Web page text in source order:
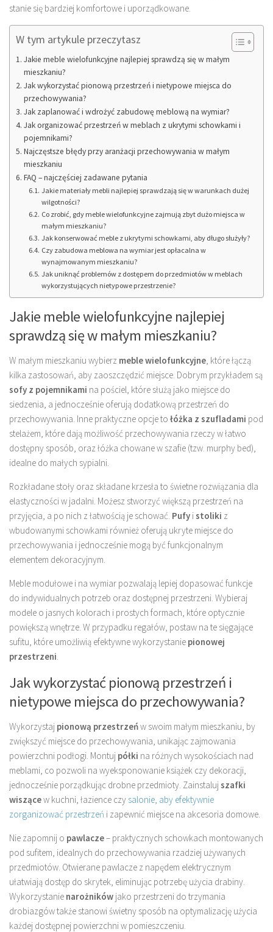
stanie się bardziej komfortowe i uporządkowane.
W tym artykule przeczytasz
Jakie meble wielofunkcyjne najlepiej sprawdzą się w małym
mieszkaniu?
Jak wykorzystać pionową przestrzeń i nietypowe miejsca do
przechowywania?
Jak zaplanować i wdrożyć zabudowę meblową na wymiar?
Jak organizować przestrzeń w meblach z ukrytymi schowkami i
pojemnikami?
Najczęstsze błędy przy aranżacji przechowywania w małym
mieszkaniu
FAQ – najczęściej zadawane pytania
Jakie materiały mebli najlepiej sprawdzają się w warunkach dużej
wilgotności?
Co zrobić, gdy meble wielofunkcyjne zajmują zbyt dużo miejsca w
małym mieszkaniu?
Jak konserwować meble z ukrytymi schowkami, aby długo służyły?
Czy zabudowa meblowa na wymiar jest opłacalna w
wynajmowanym mieszkaniu?
Jak uniknąć problemów z dostępem do przedmiotów w meblach
wykorzystujących nietypowe przestrzenie?
Jakie meble wielofunkcyjne najlepiej
sprawdzą się w małym mieszkaniu?
W małym mieszkaniu wybierz meble wielofunkcyjne , które łączą
kilka zastosowań, aby zaoszczędzić miejsce. Dobrym przykładem są
sofy z pojemnikami na pościel, które służą jako miejsce do
siedzenia, a jednocześnie oferują dodatkową przestrzeń do
przechowywania. Inne praktyczne opcje to łóżka z szufladami pod
stelażem, które dają możliwość przechowywania rzeczy w łatwo
dostępny sposób, oraz łóżka chowane w szafie (tzw. murphy bed),
idealne do małych sypialni.
Rozkładane stoły oraz składane krzesła to świetne rozwiązania dla
elastyczności w jadalni. Możesz stworzyć większą przestrzeń na
przyjęcia, a po nich z łatwością je schować. Pufy istoliki z
wbudowanymi schowkami również oferują ukryte miejsce do
przechowywania i jednocześnie mogą być funkcjonalnym
elementem dekoracyjnym.
Meble modułowe i na wymiar pozwalają lepiej dopasować funkcje
do indywidualnych potrzeb oraz dostępnej przestrzeni. Wybieraj
modele o jasnych kolorach i prostych formach, które optycznie
powiększą wnętrze. W przypadku regałów, postaw na te sięgające
sufitu, które umożliwią efektywne wykorzystanie pionowej
przestrzeni
Jak wykorzystać pionową przestrzeń i
nietypowe miejsca do przechowywania?
Wykorzystaj pionową przestrzeńw swoim małym mieszkaniu, by
zwiększyć miejsce do przechowywania, unikając zajmowania
powierzchni podłogi. Montuj półki na różnych wysokościach nad
meblami, co pozwoli na wyeksponowanie książek czy dekoracji,
jednocześnie porządkując drobne przedmioty. Zainstalujszafki
wiszącew kuchni, łazience czy salonie, aby efektywnie
zorganizować przestrzeń i zapewnić miejsce na akcesoria domowe.
Nie zapomnij o pawlacze– praktycznych schowkach montowanych
pod sufitem, idealnych do przechowywania rzadziej używanych
przedmiotów. Otwierane pawlacze z napędem elektrycznym
ułatwiają dostęp do skrytek, eliminując potrzebę użycia drabiny.
Wykorzystanie narożników jako przestrzeni do trzymania
drobiazgów także stanowi świetny sposób na optymalizację użycia
każdej dostępnej powierzchni w pomieszczeniu.